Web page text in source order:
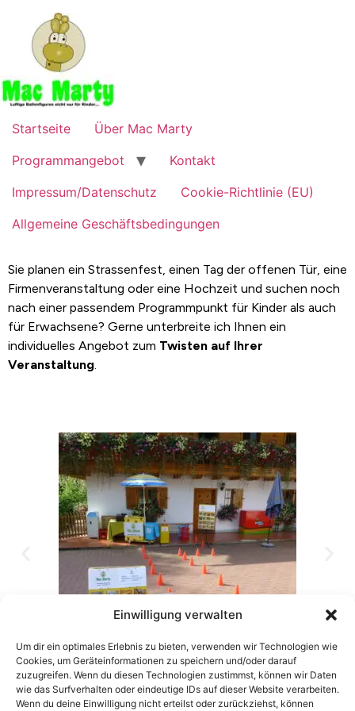
Einwilligung verwalten
Um dir ein optimales Erlebnis zu bieten, verwenden wir Technologien wie
Cookies, um Geräteinformationen zu speichern und/oder darauf
zuzugreifen. Wenn du diesen Technologien zustimmst, können wir Daten
wie das Surfverhalten oder eindeutige IDs auf dieser Website verarbeiten.
Wenn du deine Einwilligung nicht erteilst oder zurückziehst, können
Startseite
Über Mac Marty
Programmangebot
Kontakt
Impressum/Datenschutz
Cookie-Richtlinie (EU)
Allgemeine Geschäftsbedingungen
Sie planen ein Strassenfest, einen Tag der offenen Tür, eine
Firmenveranstaltung oder eine Hochzeit und suchen noch
nach einer passendem Programmpunkt für Kinder als auch
für Erwachsene? Gerne unterbreite ich Ihnen ein
individuelles Angebot zum Twisten auf Ihrer
Veranstaltung.